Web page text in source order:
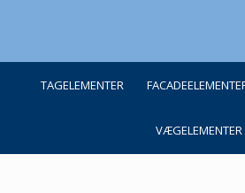
TAGELEMENTER
VÆGELEMENTER